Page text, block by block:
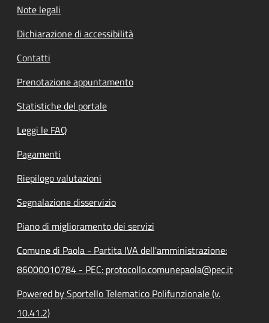
Note legali
Dichiarazione di accessibilità
Contatti
Prenotazione appuntamento
Statistiche del portale
Leggi le FAQ
Pagamenti
Riepilogo valutazioni
Segnalazione disservizio
Piano di miglioramento dei servizi
Comune di Paola - Partita IVA dell'amministrazione:
86000010784 - PEC: protocollo.comunepaola@pec.it
Powered by Sportello Telematico Polifunzionale (v.
10.41.2)